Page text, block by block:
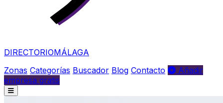
DIRECTORIOMÁLAGA
Zonas Categorías Buscador Blog Contacto
Añadir
empresa gratis